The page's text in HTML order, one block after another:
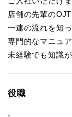
店舗の先輩の
一連の流れを知
専門的なマニュ
未経験でも知識
役職
-